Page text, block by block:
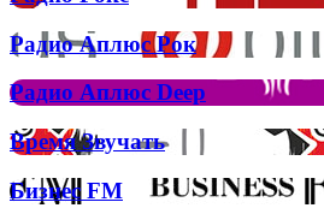
трек
Джона
та
Брітні
Спірс
Рокс
Радио
Аплюс
Рок
Радио Аплюс Рок
Радио
Аплюс
Deep
Радио Аплюс Deep
Время
Звучать
Время Звучать
Бизнес
Бизнес FM